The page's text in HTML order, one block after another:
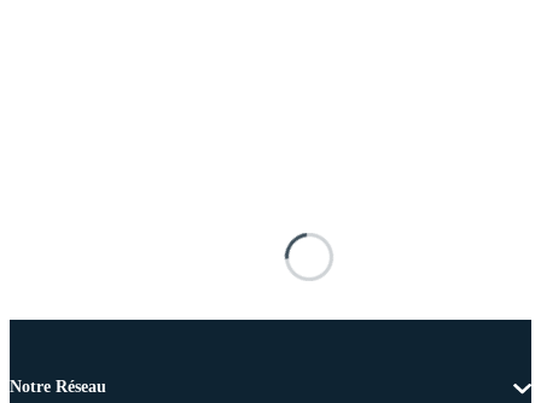
Notre Réseau